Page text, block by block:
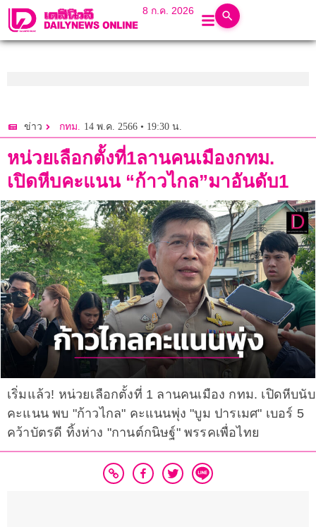
8 ก.ค. 2026
ข่าว กทม. 14 พ.ค. 2566 • 19:30 น.
หน่วยเลือกตั้งที่1ลานคนเมืองกทม.
เปิดหีบคะแนน “ก้าวไกล”มาอันดับ1
เริ่มแล้ว! หน่วยเลือกตั้งที่ 1 ลานคนเมือง กทม. เปิดหีบนับ
คะแนน พบ "ก้าวไกล" คะแนนพุ่ง "บูม ปารเมศ" เบอร์ 5
คว้าบัตรดี ทิ้งห่าง "กานต์กนิษฐ์" พรรคเพื่อไทย